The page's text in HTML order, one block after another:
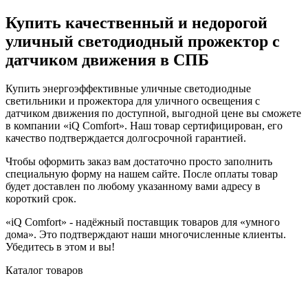
Купить качественный и недорогой
уличный светодиодный прожектор с
датчиком движения в СПБ
Купить энергоэффективные уличные светодиодные
светильники и прожектора для уличного освещения с
датчиком движения по доступной, выгодной цене вы сможете
в компании «iQ Comfort». Наш товар сертифицирован, его
качество подтверждается долгосрочной гарантией.
Чтобы оформить заказ вам достаточно просто заполнить
специальную форму на нашем сайте. После оплаты товар
будет доставлен по любому указанному вами адресу в
короткий срок.
«iQ Comfort» - надёжный поставщик товаров для «умного
дома». Это подтверждают наши многочисленные клиенты.
Убедитесь в этом и вы!
Каталог товаров